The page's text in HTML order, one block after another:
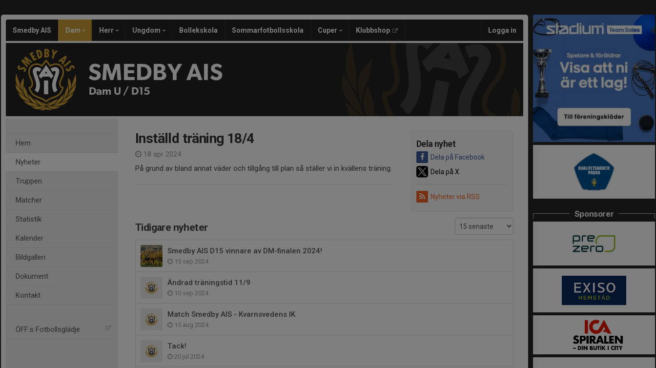
Smedby AIS Dam Herr Ungdom Bollekskola Sommarfotbollsskola Cuper Klubbshop Logga in
SMEDBY AIS
Dam U / D15
Hem
Nyheter
Truppen
Matcher
Statistik
Kalender
Bildgalleri
Dokument
Kontakt
ÖFF:s Fotbollsglädje
Dela nyhet
Dela på Facebook
Dela på X
Nyheter via RSS
Inställd träning 18/4
18 apr 2024
På grund av bland annat väder och tillgång till plan så ställer vi in kvällens träning.
Tidigare nyheter
Smedby AIS D15 vinnare av DM-finalen 2024!
15 sep 2024
Ändrad träningstid 11/9
10 sep 2024
Match Smedby AIS - Kvarnsvedens IK
15 aug 2024
Tack!
20 jul 2024
Sponsorer